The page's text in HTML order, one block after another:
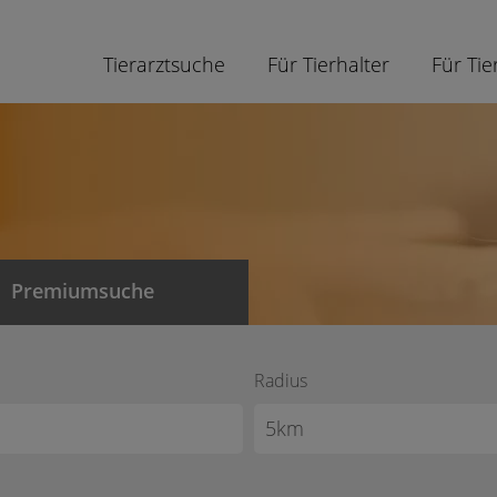
Tierarztsuche Für Tierhalter Für
Premiumsuche
Radius